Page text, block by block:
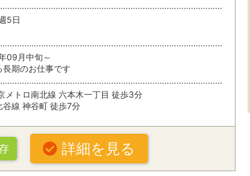
扶養内で働く
在宅勤務
5日
09月中旬～
期のお仕事です
メトロ南北線 六本木一丁目 徒歩3分
谷線 神谷町 徒歩7分
詳細を見る